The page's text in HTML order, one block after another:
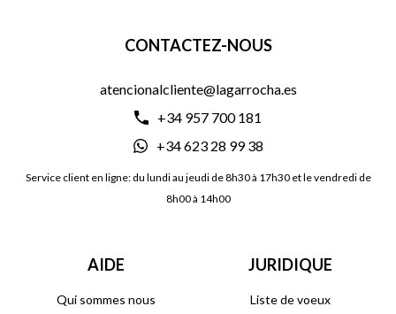
CONTACTEZ-NOUS
atencionalcliente@lagarrocha.es
+34 957 700 181
+34 623 28 99 38
Service client en ligne: du lundi au jeudi de 8h30 à 17h30 et le vendredi de
8h00 à 14h00
AIDE
Qui sommes nous
JURIDIQUE
Liste de voeux